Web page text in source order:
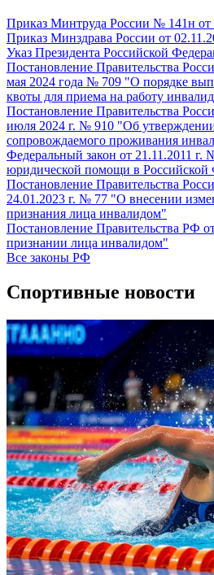
Приказ Минтруда России № 141н от
Приказ Минздрава России от
Указ Президента Российской
Постановление Правительства
мая 2024 года № 709 "О порядке
квоты для приема на работу
Постановление Правительства
июля 2024 г. № 910 "Об
сопровождаемого проживания
Федеральный закон от 21.11.2011
юридической помощи в Российской
Постановление Правительства
24.01.2023 г. № 77 "О внесении
признания лица инвалидом"
Постановление Правительства РФ
признании лица инвалидом"
Все законы РФ
Спортивные новости